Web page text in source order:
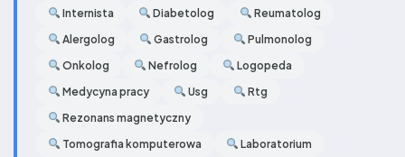
Internista
Diabetolog
Reumatolog
Alergolog
Gastrolog
Pulmonolog
Onkolog
Nefrolog
Logopeda
Medycyna pracy
Usg
Rtg
Rezonans magnetyczny
Tomografia komputerowa
Laboratorium